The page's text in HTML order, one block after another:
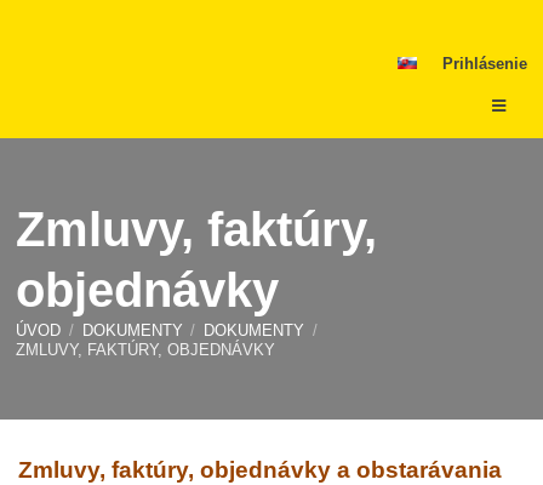
Prihlásenie
Zmluvy, faktúry,
objednávky
ÚVOD / DOKUMENTY / DOKUMENTY /
ZMLUVY, FAKTÚRY, OBJEDNÁVKY
Zmluvy,
Zmluvy, faktúry, objednávky a obstarávania